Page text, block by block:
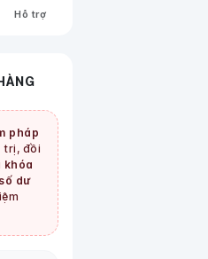
Hỗ trợ
pháp
trị, đồi
khóa
dư